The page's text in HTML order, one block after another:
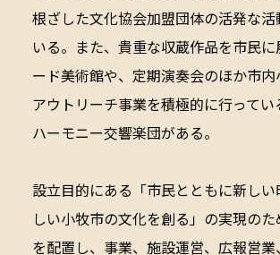
根ざした文化協会加盟団体の活発な活
いる。また、貴重な収蔵作品を市民
ード美術館や、定期演奏会のほか市内
アウトリーチ事業を積極的に行ってい
ハーモニー交響楽団がある。
設立目的にある「市民とともに新しい
しい小牧市の文化を創る」の実現のた
を配置し、事業、施設運営、広報営業